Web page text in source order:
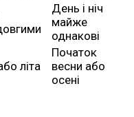
День і ніч
майже
однакові
літа
Початок
весни або
осені